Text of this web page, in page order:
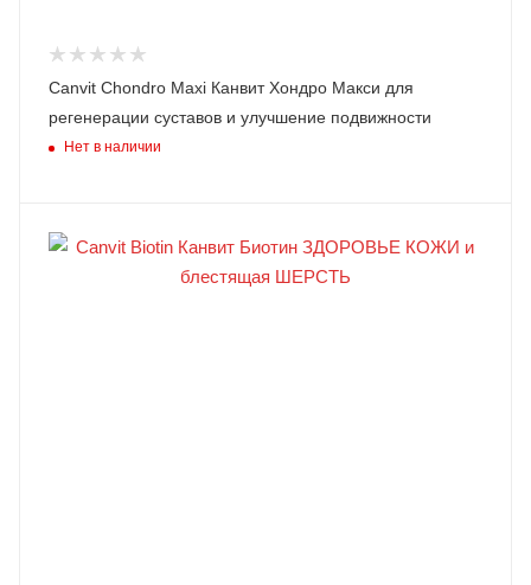
Canvit Chondro Maxi Канвит Хондро Макси для
регенерации суставов и улучшение подвижности
Нет в наличии